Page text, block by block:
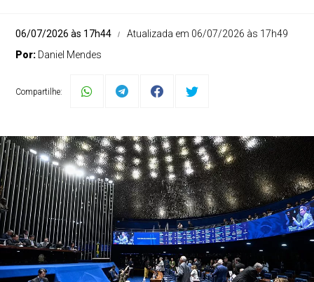
06/07/2026 às 17h44
Atualizada em 06/07/2026 às 17h49
Por: Daniel Mendes
Compartilhe: